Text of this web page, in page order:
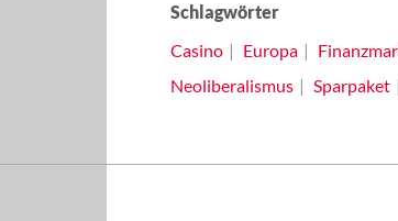
Schlagwörter
Casino
Europa
Neoliberalismus
Sparpaket